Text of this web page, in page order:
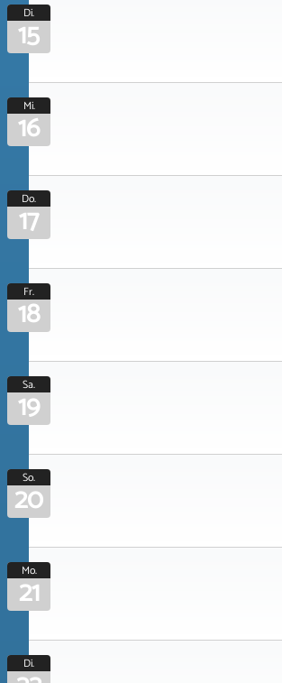
Di.
15
Mi.
16
Do.
17
Fr.
18
Sa.
19
So.
20
Mo.
21
Di.